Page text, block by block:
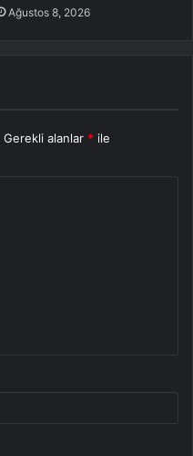
Ağustos 8, 2026
Gerekli alanlar * ile